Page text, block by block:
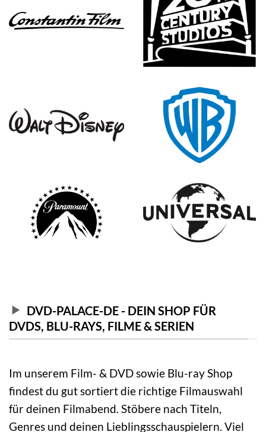
DVD-PALACE-DE - DEIN SHOP FÜR
DVDS, BLU-RAYS, FILME & SERIEN
Im unserem Film- & DVD sowie Blu-ray Shop
findest du gut sortiert die richtige Filmauswahl
für deinen Filmabend. Stöbere nach Titeln,
Genres und deinen Lieblingsschauspielern. Viel